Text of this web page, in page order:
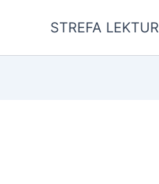
STREFA LEKTUR